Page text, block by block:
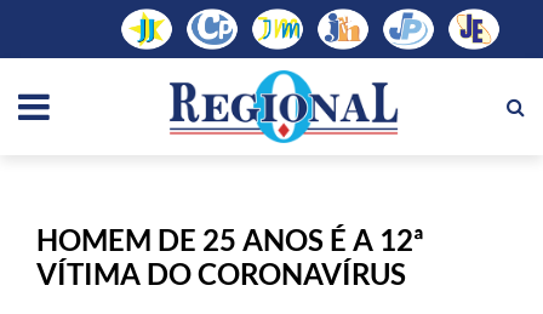
HOMEM DE 25 ANOS É A 12ª
VÍTIMA DO CORONAVÍRUS